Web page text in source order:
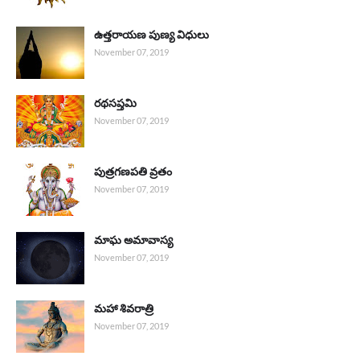
ఉత్తరాయణ పుణ్య విధులు
November 07, 2019
రథసప్తమి
November 07, 2019
పుత్రగణపతి వ్రతం
November 07, 2019
మాఘ అమావాస్య
November 07, 2019
మహా శివరాత్రి
November 07, 2019